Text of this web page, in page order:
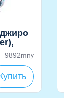
9892mny